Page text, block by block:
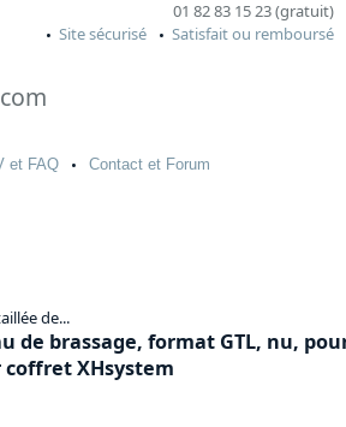
01 82 83 15 23 (gratuit)
Site sécurisé
Satisfait ou remboursé
et FAQ Contactet Forum
de...
de brassage, format GTL, nu,
coffret XHsystem